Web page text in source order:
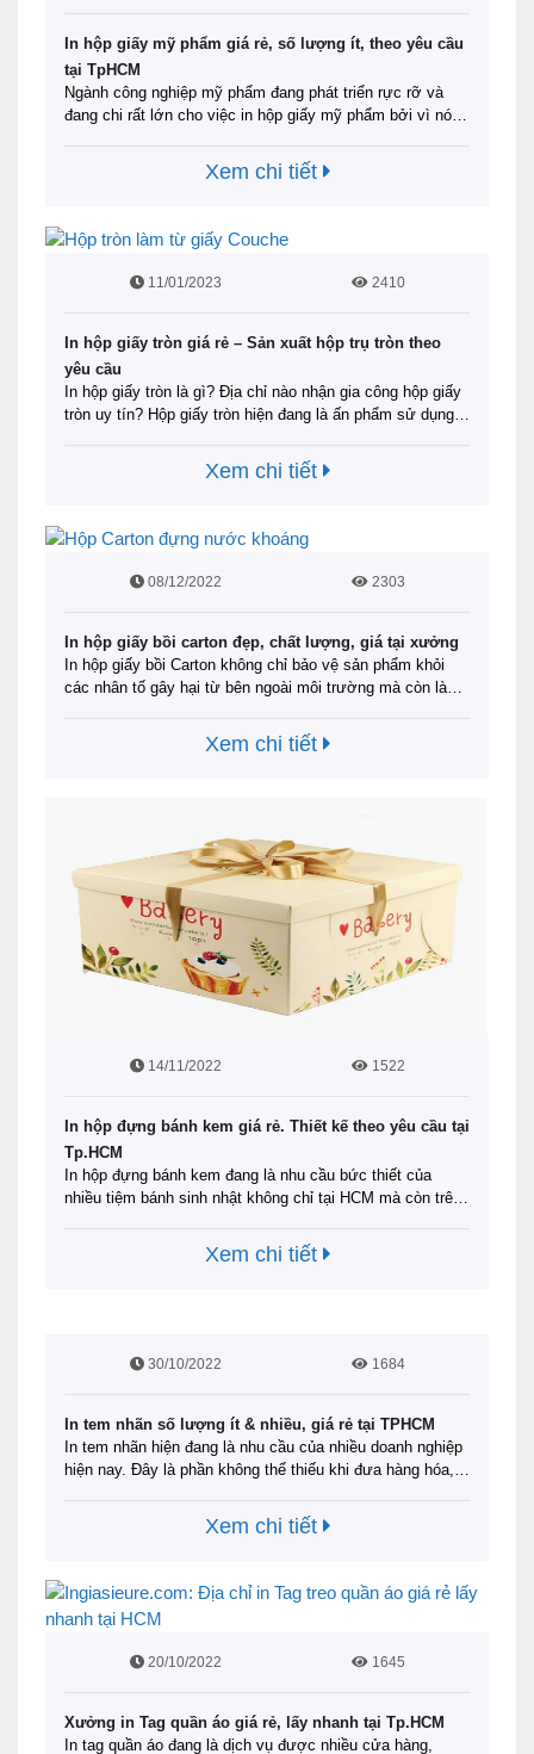
In hộp giấy mỹ phẩm giá rẻ, số lượng ít, theo yêu cầu
tại TpHCM
Ngành công nghiệp mỹ phẩm đang phát triển rực rỡ và
đang chi rất lớn cho việc in hộp giấy mỹ phẩm bởi vì nó là
mua hàng của người tiêu dùng. Thông qua hộp mỹ phẩm
thu hút người mua hàng có cái …Đọc tiếp
Xem chi tiết
11/01/2023 2410
In hộp giấy tròn giá rẻ – Sản xuất hộp trụ tròn theo
yêu cầu
In hộp giấy tròn là gì? Địa chỉ nào nhận gia công hộp giấy
tròn uy tín? Hộp giấy tròn hiện đang là ấn phẩm sử dụng
khoăn của mình, hãy cùng ingiasieure.com tìm hiểu qua
bài viết này. Tin rằng bạn sẽ sớm biết …
Xem chi tiết
08/12/2022 2303
In hộp giấy bồi carton đẹp, chất lượng, giá tại xưởng
In hộp giấy bồi Carton không chỉ bảo vệ sản phẩm khỏi
các nhân tố gây hại từ bên ngoài môi trường mà còn là
rõ hơn lý do tại sao nên in hộp bồi Carton Offset và địa chỉ
Đọc tiếpXem chi tiết
14/11/2022 1522
In hộp đựng bánh kem giá rẻ. Thiết kế theo yêu cầu tại
Tp.HCM
In hộp đựng bánh kem đang là nhu cầu bức thiết của
nhiều tiệm bánh sinh nhật không chỉ tại HCM mà còn trên
chất liệu an toàn, thân thiện với môi trường với mẫu mã
đa dạng. Không chỉ nâng tầm bánh kem …
Xem chi tiết
30/10/2022 1684
In tem nhãn số lượng ít & nhiều, giá rẻ tại TPHCM
In tem nhãn hiện đang là nhu cầu của nhiều doanh nghiệp
hiện nay. Đây là phần không thể thiếu khi đưa hàng hóa,
dùng theo dõi được thông tin của sản phẩm, in tem nhãn
còn là cách tăng sự nhận diện thương hiệu …
Xem chi tiết
20/10/2022 1645
Xưởng in Tag quần áo giá rẻ, lấy nhanh tại Tp.HCM
In tag quần áo đang là dịch vụ được nhiều cửa hàng,